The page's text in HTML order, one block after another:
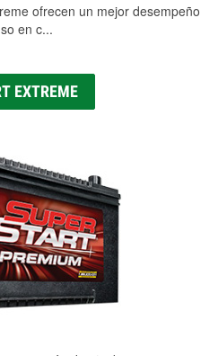
ofrecen un mejor desempeño
en c...
EXTREME